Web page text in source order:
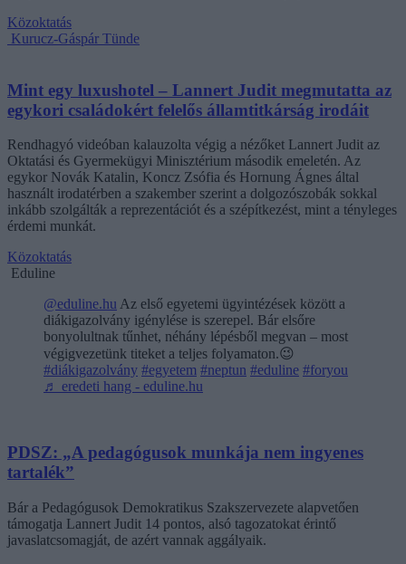
Közoktatás
Kurucz-Gáspár Tünde
Mint egy luxushotel – Lannert Judit megmutatta az
egykori családokért felelős államtitkárság irodáit
Rendhagyó videóban kalauzolta végig a nézőket Lannert Judit az
Oktatási és Gyermekügyi Minisztérium második emeletén. Az
egykor Novák Katalin, Koncz Zsófia és Hornung Ágnes által
használt irodatérben a szakember szerint a dolgozószobák sokkal
inkább szolgálták a reprezentációt és a szépítkezést, mint a tényleges
érdemi munkát.
Közoktatás
Eduline
@eduline.hu Az első egyetemi ügyintézések között a
diákigazolvány igénylése is szerepel. Bár elsőre
bonyolultnak tűnhet, néhány lépésből megvan – most
végigvezetünk titeket a teljes folyamaton.😉
#diákigazolvány #egyetem #neptun #eduline #foryou
♬ eredeti hang - eduline.hu
PDSZ: „A pedagógusok munkája nem ingyenes
tartalék”
Bár a Pedagógusok Demokratikus Szakszervezete alapvetően
támogatja Lannert Judit 14 pontos, alsó tagozatokat érintő
javaslatcsomagját, de azért vannak aggályaik.